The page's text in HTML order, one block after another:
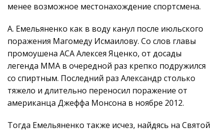
менее возможное местонахождение спортсмена.
А. Емельяненко как в воду канул после июльского
поражения Магомеду Исмаилову. Со слов главы
промоушена АСА Алексея Яценко, от досады
легенда ММА в очередной раз крепко подружился
со спиртным. Последний раз Александр столько
тяжело и длительно переносил поражение от
американца Джеффа Монсона в ноябре 2012.
Тогда Емельяненко также исчез, найдясь на Святой